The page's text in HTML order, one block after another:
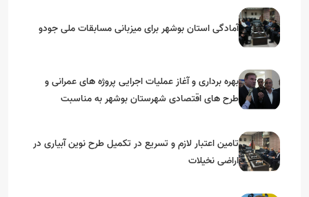
آمادگی استان بوشهر برای میزبانی مسابقات ملی جودو
بهره برداری و آغاز عملیات اجرایی پروژه های عمرانی و
طرح های اقتصادی شهرستان بوشهر به مناسبت
تامین اعتبار لازم و تسریع در تکمیل طرح نوین آبیاری در
اراضی نخیلات